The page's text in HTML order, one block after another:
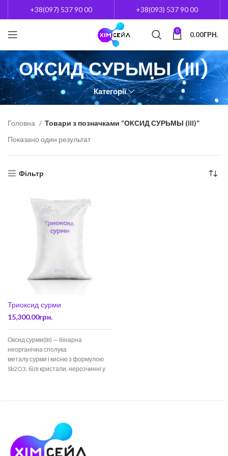
+38(097) 537 90 00 +38(093) 537 90 00
0 0.00ГРН.
ОКСИД СУРЬМЫ (III)
Категорії
Головна
Товари з позначками “ОКСИД СУРЬМЫ (III)”
Показано один результат
Фільтр
Триоксид сурми
15,300.00грн.
Оксид сурми(III) — бінарна
неорганічна сполука
металу сурми і кисню з формулою
Sb2O3, білі кристали, нерозчинні у